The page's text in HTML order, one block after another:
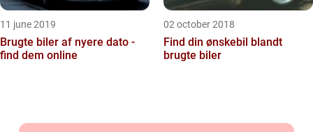
11 june 2019
Brugte biler af nyere dato -
find dem online
02 october 2018
Find din ønskebil blandt
brugte biler